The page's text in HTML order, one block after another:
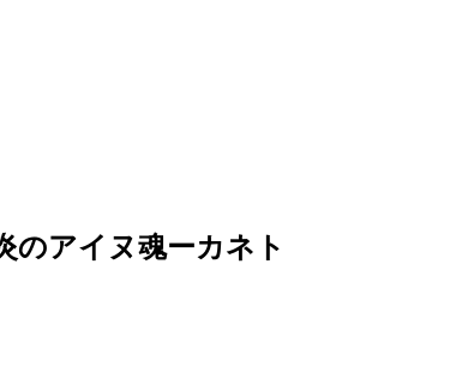
アイヌ魂ーカネト